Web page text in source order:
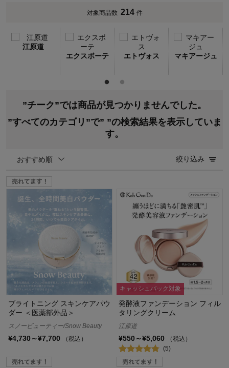
対象商品数 214 件
江原道
エクスボーテ
エトヴォス マキアージュ
”チーク”では商品が見つかりませんでした。
”すべてのカテゴリ”で” ”の検索結果を表示していま
す。
おすすめ順 絞り込み
ブライトニング スキンケアパウ
ダー ＜医薬部外品＞
スノービューティー/Snow Beauty
¥4,730～¥7,700 （税込）
キャッシュバック対象
発酵液ファンデーション フィル
タリングクリーム
江原道
¥550～¥5,060
（税込）
(5)